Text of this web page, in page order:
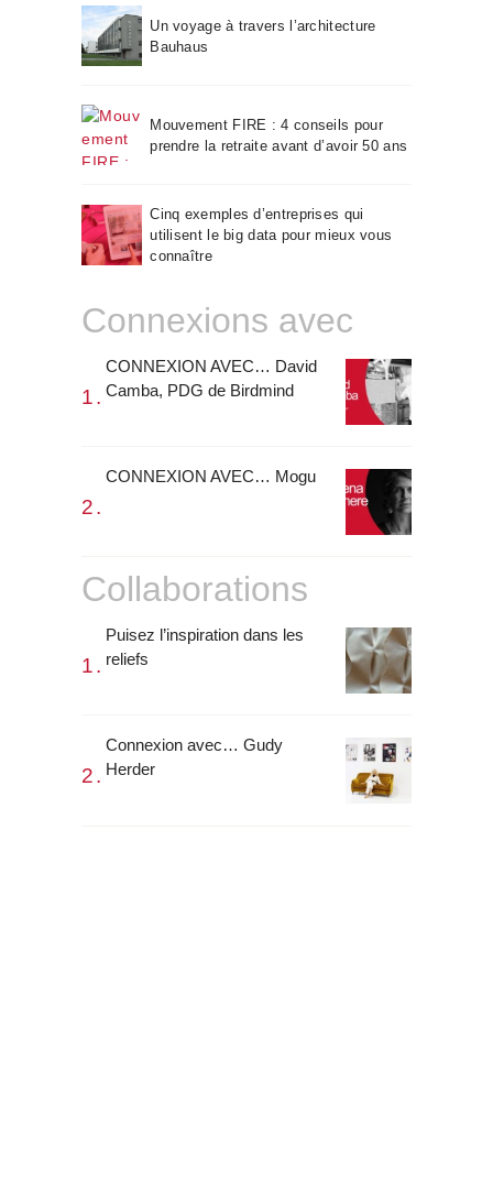
Un voyage à travers l’architecture
Bauhaus
Mouvement FIRE : 4 conseils pour
prendre la retraite avant d’avoir 50 ans
Cinq exemples d’entreprises qui
utilisent le big data pour mieux vous
connaître
Connexions avec
CONNEXION AVEC… David
Camba, PDG de Birdmind
CONNEXION AVEC… Mogu
Collaborations
Puisez l’inspiration dans les
reliefs
Connexion avec… Gudy
Herder